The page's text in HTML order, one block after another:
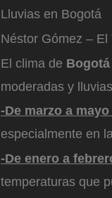
Lluvias en Bogotá
Néstor Gómez – El
El clima de Bogotá
moderadas y
-De marzo a
especialmente en
-De enero a
temperaturas que